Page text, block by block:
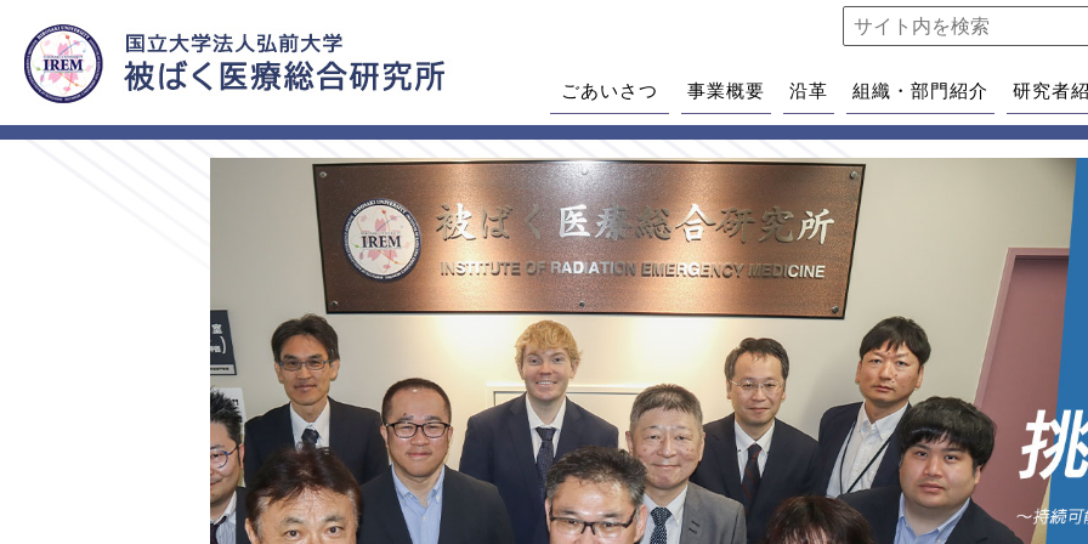
ごあいさつ 事業概要 沿革 組織・部門紹介 研究者